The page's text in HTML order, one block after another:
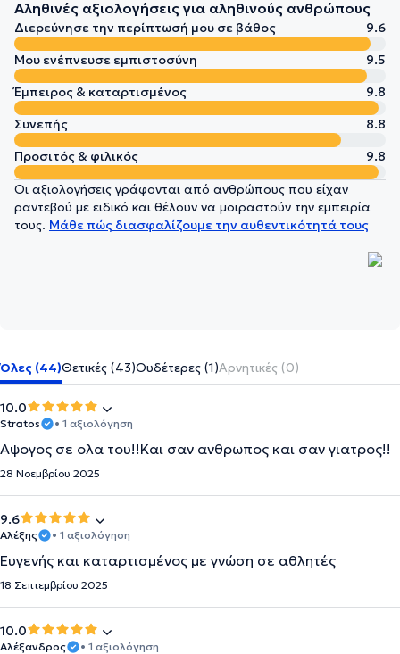
Αληθινές αξιολογήσεις για αληθινούς ανθρώπους
Διερεύνησε την περίπτωσή μου σε βάθος
9.6
Μου ενέπνευσε εμπιστοσύνη
9.5
Έμπειρος & καταρτισμένος
9.8
Συνεπής
8.8
Προσιτός & φιλικός
9.8
Οι αξιολογήσεις γράφονται από ανθρώπους που είχαν
ραντεβού με ειδικό και θέλουν να μοιραστούν την εμπειρία
τους. Μάθε πώς διασφαλίζουμε την αυθεντικότητά τους
Όλες (44)Θετικές (43)Ουδέτερες (1)Αρνητικές (0)
10.0
Stratos • 1 αξιολόγηση
Αψογος σε ολα του!!Και σαν ανθρωπος και σαν γιατρος!!
28 Νοεμβρίου 2025
9.6
Αλέξης • 1 αξιολόγηση
Ευγενής και καταρτισμένος με γνώση σε αθλητές
18 Σεπτεμβρίου 2025
10.0
Αλέξανδρος • 1 αξιολόγηση